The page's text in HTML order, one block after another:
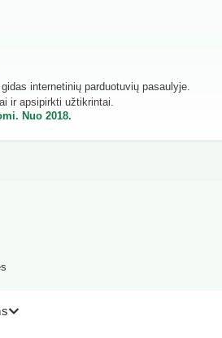
internetinių parduotuvių pasaulyje.
ir apsipirkti užtikrintai.
Nuo 2018.